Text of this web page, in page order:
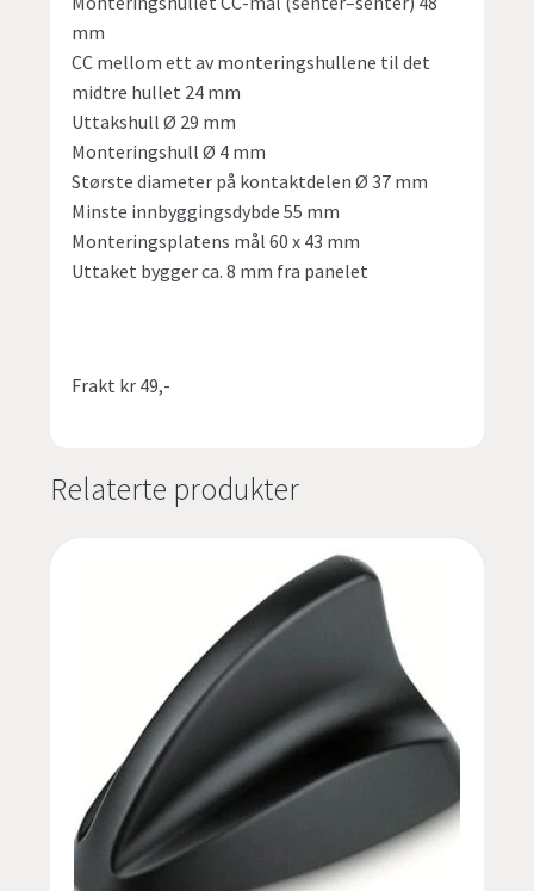
mm
CC mellom ett av monteringshullene til det
midtre hullet 24 mm
Uttakshull Ø 29 mm
Monteringshull Ø 4 mm
Største diameter på kontaktdelen Ø 37 mm
Minste innbyggingsdybde 55 mm
Monteringsplatens mål 60 x 43 mm
Uttaket bygger ca. 8 mm fra panelet
Frakt kr 49,-
Relaterte produkter